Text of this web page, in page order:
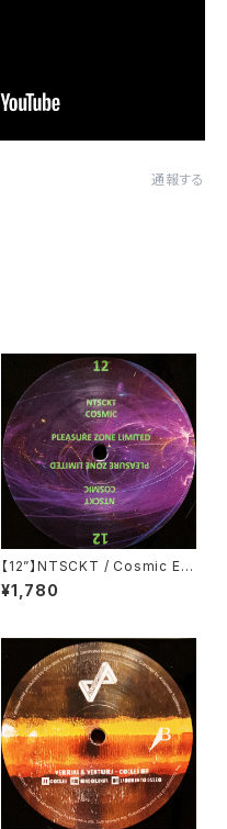
通報する
【12”】NTSCKT / Cosmic EP
(Pleasure Zone Limited) (P
LZ012LTD)
¥1,780